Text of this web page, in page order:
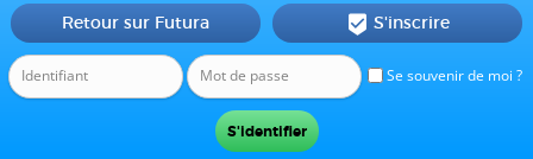
Se souvenir de moi ?
Retour sur Futura  S'inscrire